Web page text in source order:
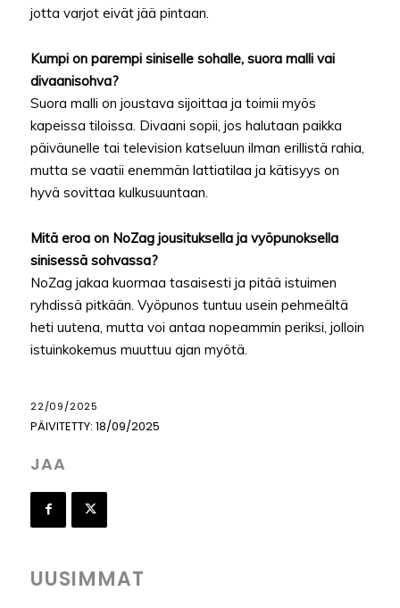
jotta varjot eivät jää pintaan.
Kumpi on parempi siniselle sohalle, suora malli vai
divaanisohva?
Suora malli on joustava sijoittaa ja toimii myös
kapeissa tiloissa. Divaani sopii, jos halutaan paikka
päiväunelle tai television katseluun ilman erillistä rahia,
mutta se vaatii enemmän lattiatilaa ja kätisyys on
hyvä sovittaa kulkusuuntaan.
Mitä eroa on NoZag jousituksella ja vyöpunoksella
sinisessä sohvassa?
NoZag jakaa kuormaa tasaisesti ja pitää istuimen
ryhdissä pitkään. Vyöpunos tuntuu usein pehmeältä
heti uutena, mutta voi antaa nopeammin periksi, jolloin
istuinkokemus muuttuu ajan myötä.
22/09/2025
PÄIVITETTY: 18/09/2025
JAA
UUSIMMAT